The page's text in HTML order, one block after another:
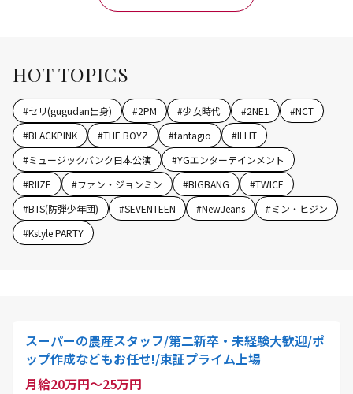
HOT TOPICS
#セリ(gugudan出身) #2PM #少女時代 #2NE1 #NCT
#BLACKPINK #THE BOYZ #fantagio #ILLIT
#ミュージックバンク日本公演 #YGエンターテインメント
#RIIZE #ファン・ジョンミン #BIGBANG #TWICE
#BTS(防弾少年団) #SEVENTEEN #NewJeans #ミン・ヒジン
#Kstyle PARTY
スーパーの農産スタッフ/第二新卒・未経験大歓迎/ポ
ップ作成などもお任せ!/東証プライム上場
月給20万円～25万円